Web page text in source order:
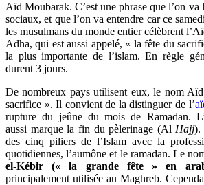
Aïd Moubarak. C’est une phrase que l’on va
sociaux, et que l’on va entendre car ce
les musulmans du monde entier célèbrent
Adha, qui est aussi appelé, « la fête du
la plus importante de l’islam. En règle
durent 3 jours.
De nombreux pays utilisent eux, le nom
sacrifice ». Il convient de la distinguer de l’
rupture du jeûne du mois de Ramadan.
aussi marque la fin du pèlerinage (Al Hajj).
des cinq piliers de l’Islam avec la
quotidiennes, l’aumône et le ramadan. Le
el-Kébir (« la grande fête » en
principalement utilisée au Maghreb.